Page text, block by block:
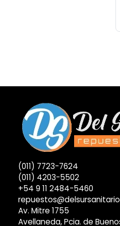
(011) 7723-7624
(011) 4203-5502
+54 9 11 2484-5460
Av. Mitre 1755
Avellaneda, Pcia. de